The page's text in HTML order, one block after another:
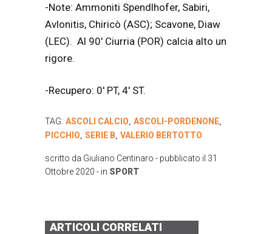
-Note: Ammoniti Spendlhofer, Sabiri,
Avlonitis, Chiricò (ASC); Scavone, Diaw
(LEC). Al 90′ Ciurria (POR) calcia alto un
rigore.
-Recupero: 0′ PT, 4′ ST.
TAG: ASCOLI CALCIO ASCOLI-PORDENONE
PICCHIO SERIE B VALERIO BERTOTTO
scritto da Giuliano Centinaro - pubblicato il 31
Ottobre 2020 - in SPORT
ARTICOLI CORRELATI